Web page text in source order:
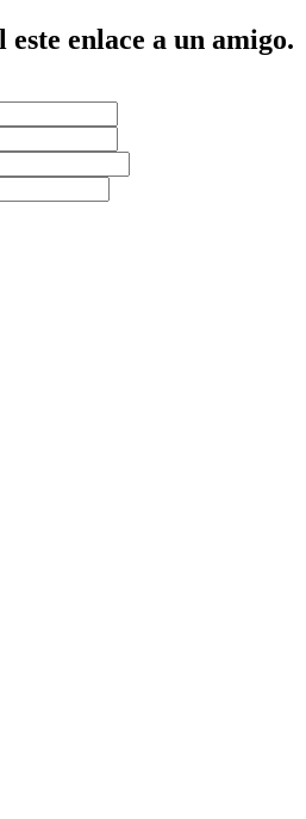
enlace a un amigo.